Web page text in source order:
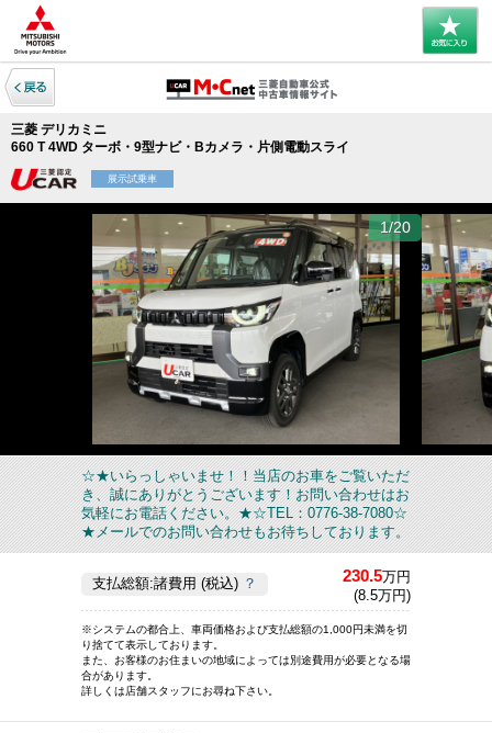
三菱 デリカミニ
660 T 4WD ターボ・9型ナビ・Bカメラ・片側電動スライ
展示試乗車
1/20
☆★いらっしゃいませ！！当店のお車をご覧いただ
き、誠にありがとうございます！お問い合わせはお
気軽にお電話ください。★☆TEL：0776-38-7080☆
★メールでのお問い合わせもお待ちしております。
支払総額:諸費用 (税込) ？ 230.5万円
(8.5万円)
※システムの都合上、車両価格および支払総額の1,000円未満を切
り捨てて表示しております。
また、お客様のお住まいの地域によっては別途費用が必要となる場
合があります。
詳しくは店舗スタッフにお尋ね下さい。